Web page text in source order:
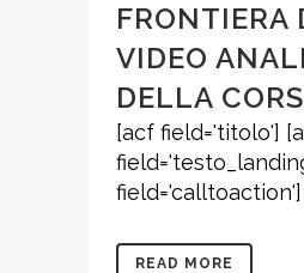
FRONTIERA
VIDEO
DELLA
[acf field='titolo']
field='calltoaction']
READ MORE